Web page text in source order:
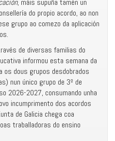
do propio acordo, ao non
grupo ao comezo da aplicación
de diversas familias do
informou esta semana da
os dous grupos desdobrados
nun único grupo de 3º de
2026-2027, consumando unha
incumprimento dos acordos
de Galicia chega coa
traballadoras do ensino